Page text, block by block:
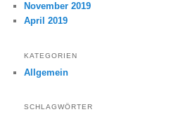
November 2019
April 2019
KATEGORIEN
Allgemein
SCHLAGWÖRTER